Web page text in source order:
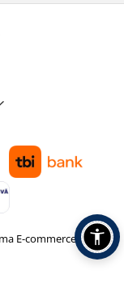
E-commerce by